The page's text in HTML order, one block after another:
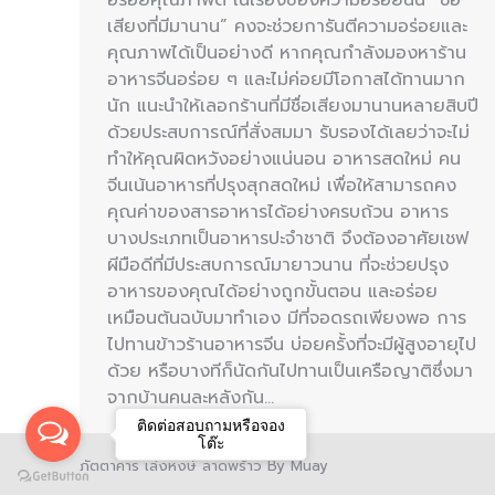
เสียงที่มีมานาน” คงจะช่วยการันตีความอร่อยและ
คุณภาพได้เป็นอย่างดี หากคุณกำลังมองหาร้าน
อาหารจีนอร่อย ๆ และไม่ค่อยมีโอกาสได้ทานมาก
นัก แนะนำให้เลอกร้านที่มีชื่อเสียงมานานหลายสิบปี
ด้วยประสบการณ์ที่สั่งสมมา รับรองได้เลยว่าจะไม่
ทำให้คุณผิดหวังอย่างแน่นอน อาหารสดใหม่ คน
จีนเน้นอาหารที่ปรุงสุกสดใหม่ เพื่อให้สามารถคง
คุณค่าของสารอาหารได้อย่างครบถ้วน อาหาร
บางประเภทเป็นอาหารปะจำชาติ จึงต้องอาศัยเชฟ
ผีมือดีที่มีประสบการณ์มายาวนาน ที่จะช่วยปรุง
อาหารของคุณได้อย่างถูกขั้นตอน และอร่อย
เหมือนต้นฉบับมาทำเอง มีที่จอดรถเพียงพอ การ
ไปทานข้าวร้านอาหารจีน บ่อยครั้งที่จะมีผู้สูงอายุไป
ด้วย หรือบางทีก็นัดกันไปทานเป็นเครือญาติซึ่งมา
จากบ้านคนละหลังกัน…
ภัตตาคาร เล่งหงษ์ ลาดพร้าว By Muay
ติดต่อสอบถามหรือจอง
โต๊ะ